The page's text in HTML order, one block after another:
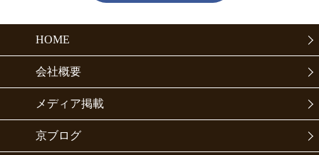
HOME
会社概要
メディア掲載
京ブログ